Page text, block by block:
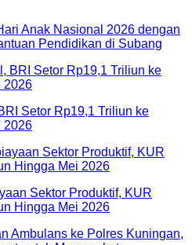
Anak Nasional 2026 dengan
Pendidikan di Subang
Setor Rp19,1 Triliun ke
2026
Sektor Produktif, KUR
Hingga Mei 2026